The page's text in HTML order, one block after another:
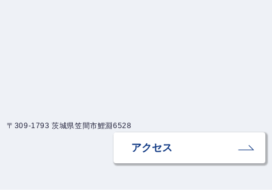
〒309-1793 茨城県笠間市鯉淵6528
アクセス